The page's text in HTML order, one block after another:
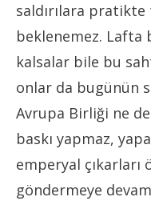
saldırılara pratikte
beklenemez. Lafta
kalsalar bile bu
onlar da bugünün
Avrupa Birliği ne
baskı yapmaz,
emperyal
göndermeye